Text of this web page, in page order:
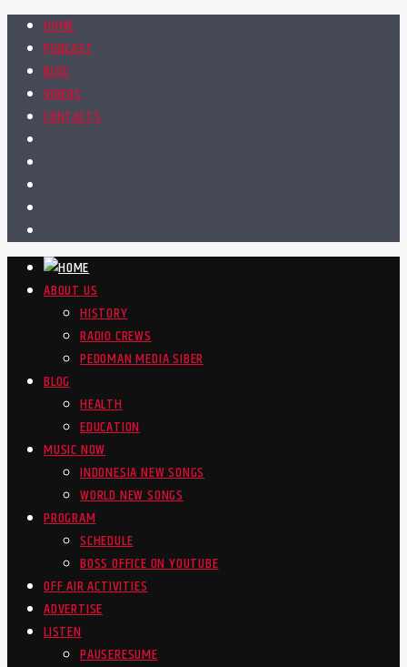
HOME
PODCAST
BLOG
VIDEOS
CONTACTS
ABOUT US
HISTORY
RADIO CREWS
PEDOMAN MEDIA SIBER
BLOG
HEALTH
EDUCATION
MUSIC NOW
INDONESIA NEW SONGS
WORLD NEW SONGS
PROGRAM
SCHEDULE
BOSS OFFICE ON YOUTUBE
OFF AIR ACTIVITIES
ADVERTISE
LISTEN
PAUSERESUME